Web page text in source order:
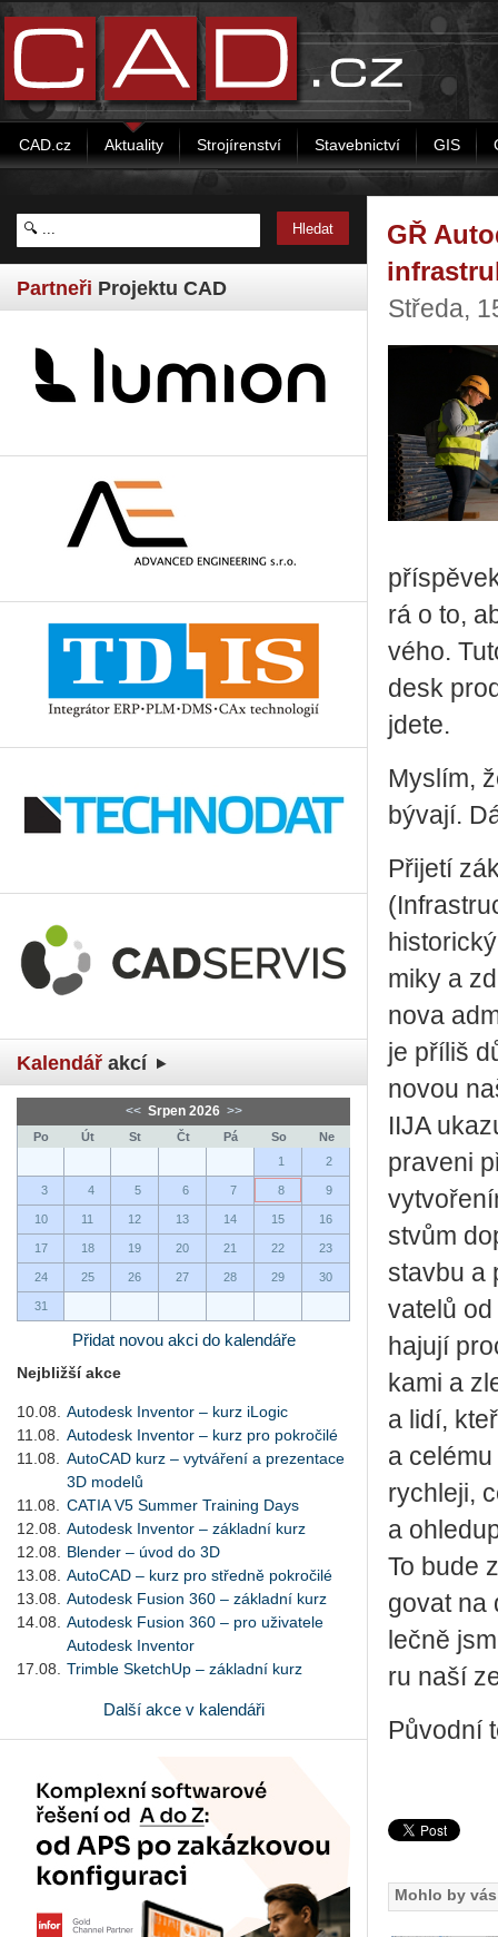
CAD.cz Aktuality Strojírenství Stavebnictví GIS
Partneři Projektu CAD
Kalendář akcí
<< Srpen 2026 >>
Po Út St Čt Pá So
Ne
1
2
3 4 5 6 7 8 9
10 11 12 13 14 15 16
17 18 19 20 21 22 23
24 25 26 27 28 29 30
31
Přidat novou akci do kalendáře
Nejbližší akce
10.08.
Autodesk Inventor – kurz iLogic
11.08.
Autodesk Inventor – kurz pro pokročilé
11.08.
AutoCAD kurz – vytváření a prezentace
3D modelů
11.08.
CATIA V5 Summer Training Days
12.08.
Autodesk Inventor – základní kurz
12.08.
Blender – úvod do 3D
13.08.
AutoCAD – kurz pro středně pokročilé
13.08.
Autodesk Fusion 360 – základní kurz
14.08.
Autodesk Fusion 360 – pro uživatele
Autodesk Inventor
17.08.
Trimble SketchUp – základní kurz
Další akce v kalendáři
GŘ
Středa,
rá o to,
vé­ho.
de­sk
jde­te.
Mys­lím,
bý­va­jí.
Při­je­tí
mi­ky a
no­va
je pří­liš
no­vou
IIJA
pra­ve­ni
stvům
stav­bu a
va­te­lů
ha­ju­jí
ka­mi a
a lidí,
a
rych­le­ji,
a
To bude
go­vat na
leč­ně
ru naší
Původní
Mohlo by